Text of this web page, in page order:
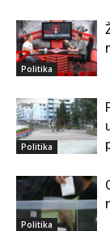
Politika
Politika
Politika